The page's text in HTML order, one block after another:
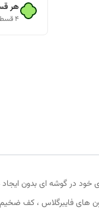
هر
۴ قسط ماهانه. بدون سود، چک و ضامن.
خود در گوشه ای بدون
های فایبرگلاس ، کف